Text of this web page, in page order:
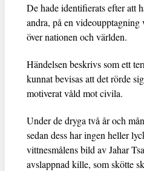
De hade identifierats efter att
andra, på en videoupptagning
över nationen och världen.
Händelsen beskrivs som ett
kunnat bevisas att det rörde
motiverat våld mot civila.
Under de dryga två år och
sedan dess har ingen heller
vittnesmålens bild av Jahar
avslappnad kille, som skötte